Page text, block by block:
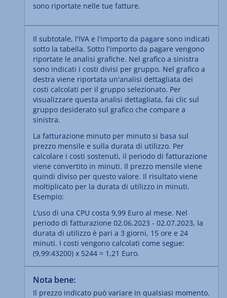
sono riportate nelle tue fatture.
Il subtotale, l'IVA e l'importo da pagare sono indicati
sotto la tabella. Sotto l'importo da pagare vengono
riportate le analisi grafiche. Nel grafico a sinistra
sono indicati i costi divisi per gruppo. Nel grafico a
destra viene riportata un'analisi dettagliata dei
costi calcolati per il gruppo selezionato. Per
visualizzare questa analisi dettagliata, fai clic sul
gruppo desiderato sul grafico che compare a
sinistra.
La fatturazione minuto per minuto si basa sul
prezzo mensile e sulla durata di utilizzo. Per
calcolare i costi sostenuti, il periodo di fatturazione
viene convertito in minuti. Il prezzo mensile viene
quindi diviso per questo valore. Il risultato viene
moltiplicato per la durata di utilizzo in minuti.
Esempio:
L'uso di una CPU costa 9,99 Euro al mese. Nel
periodo di fatturazione 02.06.2023 - 02.07.2023, la
durata di utilizzo è pari a 3 giorni, 15 ore e 24
minuti. I costi vengono calcolati come segue:
(9,99:43200) x 5244 = 1,21 Euro.
Nota bene:
Il prezzo indicato può variare in qualsiasi momento.